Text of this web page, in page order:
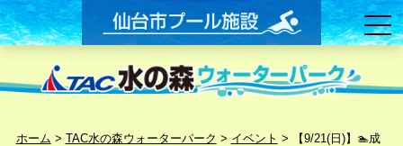
ホーム > TAC水の森ウォーターパーク > イベント >
【9/21(日)】🏊成